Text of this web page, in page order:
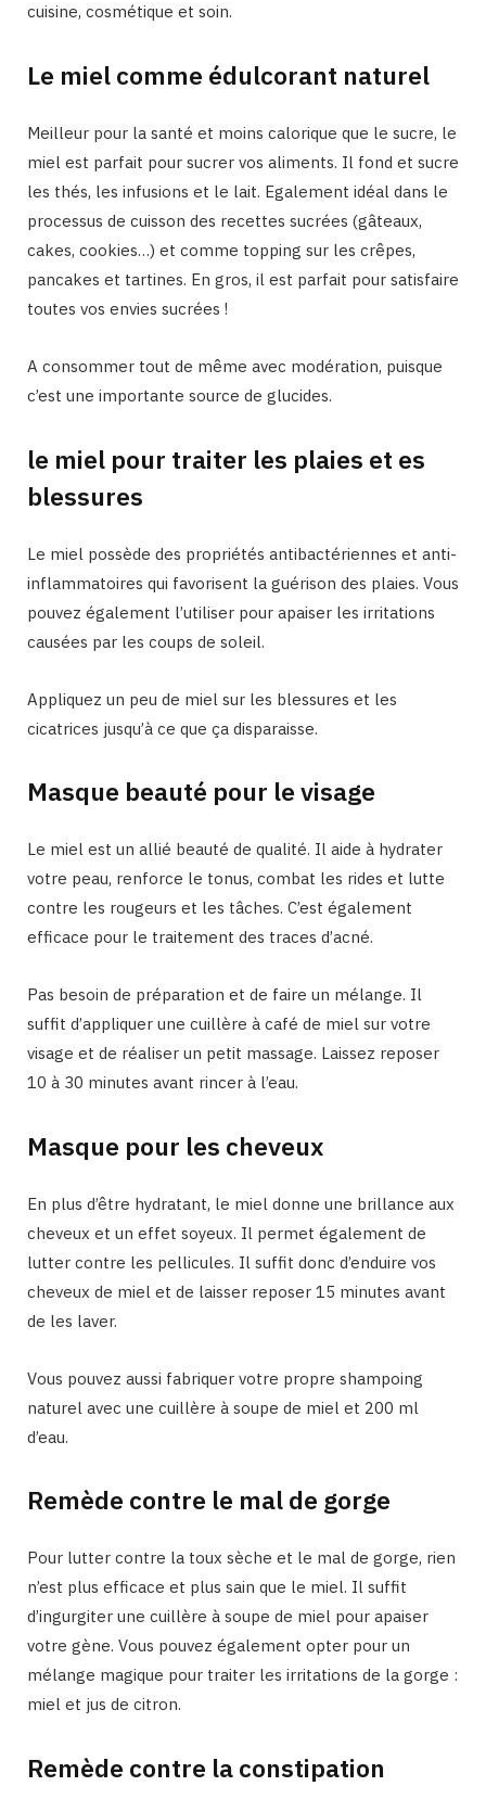
cuisine, cosmétique et soin.
Le miel comme édulcorant naturel
Meilleur pour la santé et moins calorique que le sucre, le
miel est parfait pour sucrer vos aliments. Il fond et sucre
les thés, les infusions et le lait. Egalement idéal dans le
processus de cuisson des recettes sucrées (gâteaux,
cakes, cookies…) et comme topping sur les crêpes,
pancakes et tartines. En gros, il est parfait pour satisfaire
toutes vos envies sucrées !
A consommer tout de même avec modération, puisque
c’est une importante source de glucides.
le miel pour traiter les plaies et es
blessures
Le miel possède des propriétés antibactériennes et anti-
inflammatoires qui favorisent la guérison des plaies. Vous
pouvez également l’utiliser pour apaiser les irritations
causées par les coups de soleil.
Appliquez un peu de miel sur les blessures et les
cicatrices jusqu’à ce que ça disparaisse.
Masque beauté pour le visage
Le miel est un allié beauté de qualité. Il aide à hydrater
votre peau, renforce le tonus, combat les rides et lutte
contre les rougeurs et les tâches. C’est également
efficace pour le traitement des traces d’acné.
Pas besoin de préparation et de faire un mélange. Il
suffit d’appliquer une cuillère à café de miel sur votre
visage et de réaliser un petit massage. Laissez reposer
10 à 30 minutes avant rincer à l’eau.
Masque pour les cheveux
En plus d’être hydratant, le miel donne une brillance aux
cheveux et un effet soyeux. Il permet également de
lutter contre les pellicules. Il suffit donc d’enduire vos
cheveux de miel et de laisser reposer 15 minutes avant
de les laver.
Vous pouvez aussi fabriquer votre propre shampoing
naturel avec une cuillère à soupe de miel et 200 ml
d’eau.
Remède contre le mal de gorge
Pour lutter contre la toux sèche et le mal de gorge, rien
n’est plus efficace et plus sain que le miel. Il suffit
d’ingurgiter une cuillère à soupe de miel pour apaiser
votre gène. Vous pouvez également opter pour un
mélange magique pour traiter les irritations de la gorge :
miel et jus de citron.
Remède contre la constipation